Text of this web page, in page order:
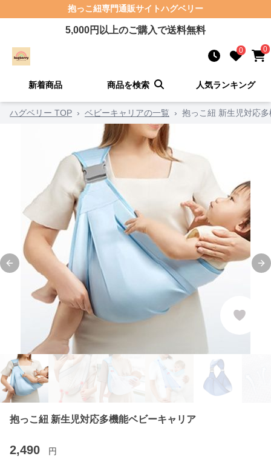
抱っこ紐専門通販サイトハグベリー
5,000円以上のご購入で送料無料
0 0
新着商品 商品を検索 人気ランキング
ハグベリー TOP › ベビーキャリアの一覧 › 抱っこ紐 新生児対応
Previous slide
抱っこ紐 新生児対応多機能ベビーキャリア
2,490 円